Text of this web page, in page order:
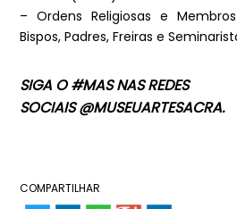
– Ordens Religiosas e
Bispos, Padres, Freiras e
SIGA O #MAS NAS REDES
SOCIAIS @MUSEUARTESACRA.
COMPARTILHAR